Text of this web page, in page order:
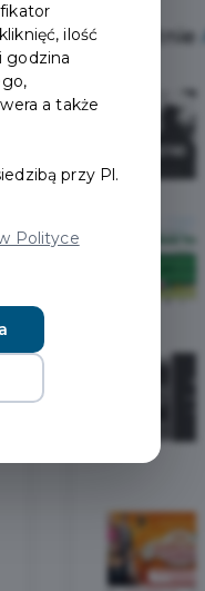
Ostatnie
ilość
godzina
a także
przy Pl.
Polityce